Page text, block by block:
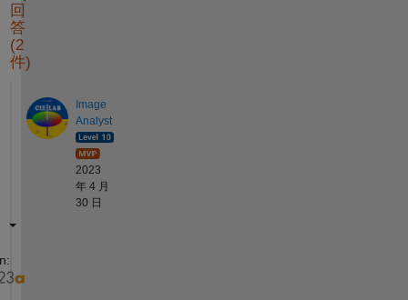
回
答
(2
件)
Image
Analyst
2023
年 4 月
30 日